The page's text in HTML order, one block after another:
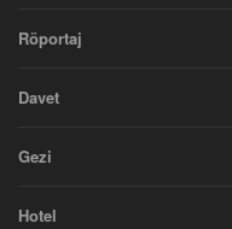
Röportaj
Davet
Gezi
Hotel